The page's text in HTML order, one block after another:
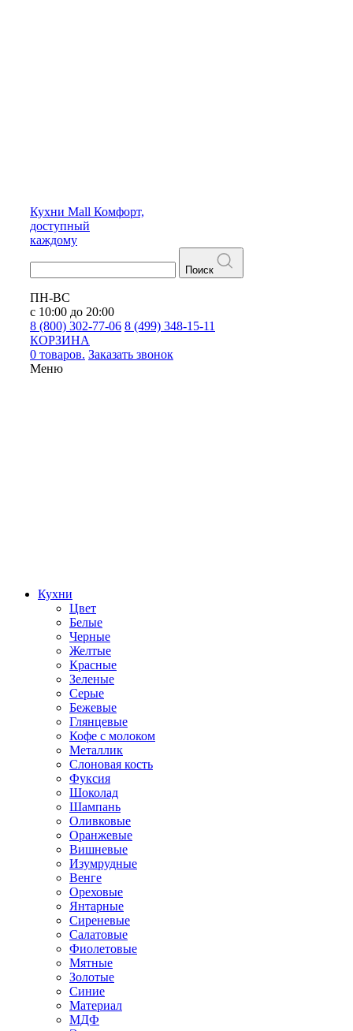
Кухни Mall Комфорт,
доступный
каждому
Поиск
ПН-ВС
с 10:00 до 20:00
8 (800) 302-77-06 8 (499) 348-15-11
КОРЗИНА
0 товаров. Заказать звонок
Меню
Кухни
Цвет
Белые
Черные
Желтые
Красные
Зеленые
Серые
Бежевые
Глянцевые
Кофе с молоком
Металлик
Слоновая кость
Фуксия
Шоколад
Шампань
Оливковые
Оранжевые
Вишневые
Изумрудные
Венге
Ореховые
Янтарные
Сиреневые
Салатовые
Фиолетовые
Мятные
Золотые
Синие
Материал
МДФ